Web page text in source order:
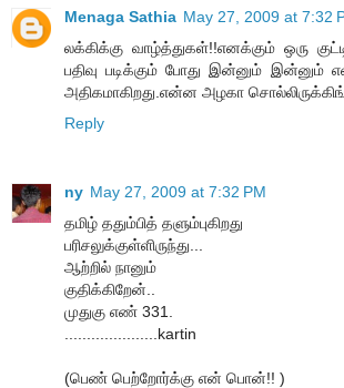
Menaga Sathia May 27, 2009 at 7:32
லக்கிக்கு வாழ்த்துகள்!!எனக்கும் ஒரு
பதிவு படிக்கும் போது இன்னும் இன்னும்
அதிகமாகிறது.என்ன அழகா
Reply
ny May 27, 2009 at 7:32 PM
தமிழ் ததும்பித் தளும்புகிறது
பரிசலுக்குள்ளிருந்து...
ஆற்றில் நானும்
குதிக்கிறேன்..
முதுகு எண் 331.
.....................kartin
(பெண் பெற்றோர்க்கு என் பொன்!! )